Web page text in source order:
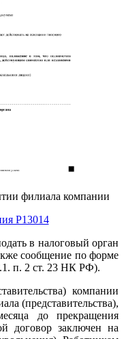
филиала компании
Р13014
в налоговый орган
сообщение по форме
п. 2 ст. 23 НК РФ).
компании
(представительства),
до прекращения
договор заключен на